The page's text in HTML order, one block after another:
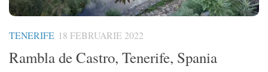
TENERIFE 18 FEBRUARIE 2022
Rambla de Castro, Tenerife, Spania